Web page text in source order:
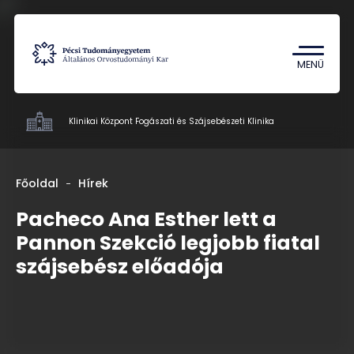
MENÜ
Tantárgykereső
Campus térkép
Betegellátás
Oktatás
Kutatás
Munkatársak
Klinikai Központ Fogászati és Szájsebészeti Klinika
Főoldal Hírek
Pacheco Ana Esther lett a
Pannon Szekció legjobb fiatal
szájsebész előadója